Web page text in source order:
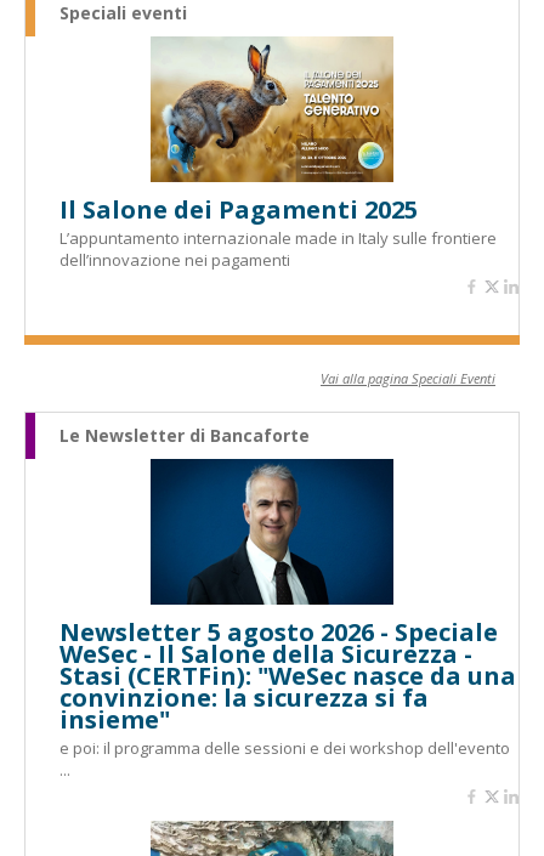
Speciali eventi
Il Salone dei Pagamenti 2025
L’appuntamento internazionale made in Italy sulle frontiere
dell’innovazione nei pagamenti
Vai alla pagina Speciali Eventi
Le Newsletter di Bancaforte
Newsletter 5 agosto 2026 - Speciale
WeSec - Il Salone della Sicurezza -
Stasi (CERTFin): "WeSec nasce da una
convinzione: la sicurezza si fa
insieme"
e poi: il programma delle sessioni e dei workshop dell'evento
...